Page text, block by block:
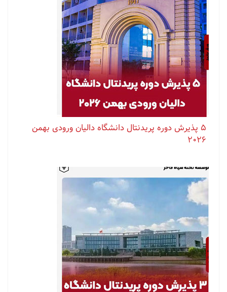
۵ پذیرش دوره پریدنتال دانشگاه دالیان ورودی بهمن
۲۰۲۶